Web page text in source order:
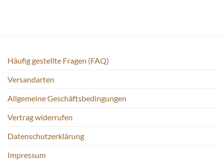
Häufig gestellte Fragen (FAQ)
Versandarten
Allgemeine Geschäftsbedingungen
Vertrag widerrufen
Datenschutzerklärung
Impressum